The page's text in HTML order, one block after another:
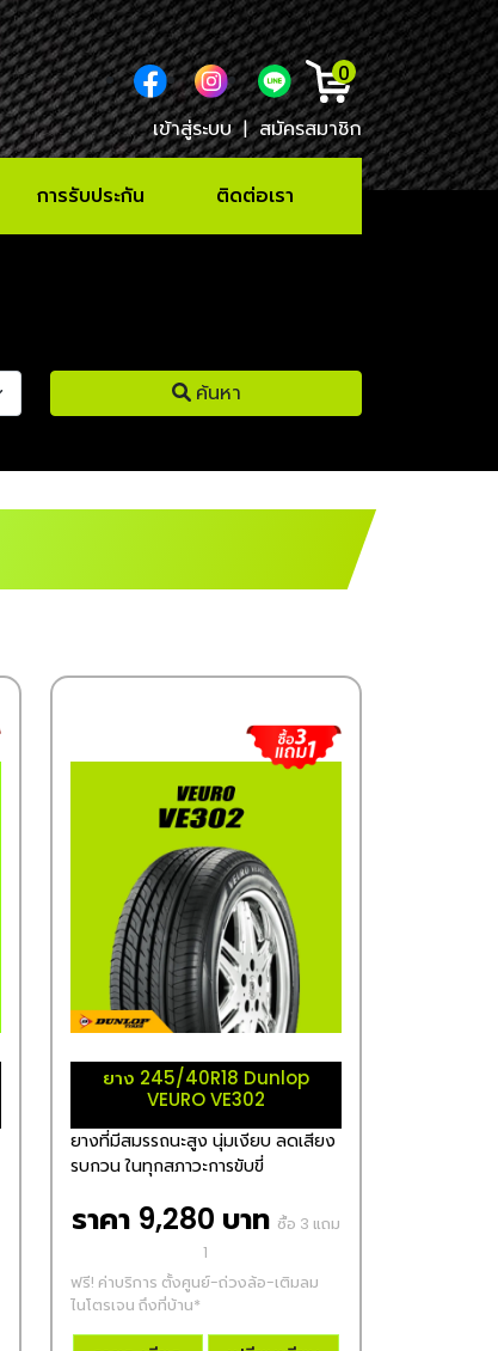
0
เข้าสู่ระบบ | สมัครสมาชิก
การรับประกัน ติดต่อเรา
ค้นหา
ยาง 245/40R18 Dunlop
VEURO VE302
ยางที่มีสมรรถนะสูง นุ่มเงียบ ลดเสียง
รบกวน ในทุกสภาวะการขับขี่
ราคา 9,280 บาท ซื้อ 3 แถม
1
ฟรี! ค่าบริการ ตั้งศูนย์-ถ่วงล้อ-เติมลม
ไนโตรเจน ถึงที่บ้าน*